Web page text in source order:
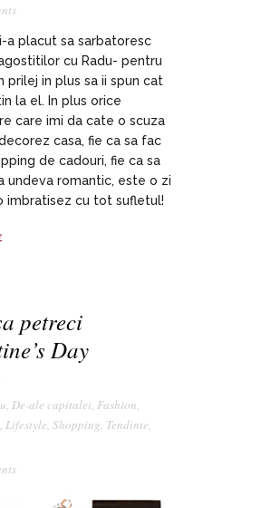
a placut sa sarbatoresc
cu Radu- pentru
prilej in plus sa ii spun cat
la el. In plus orice
care imi da cate o scuza
casa, fie ca sa fac
de cadouri, fie ca sa
undeva romantic, este o zi
imbratisez cu tot sufletul!
petreci
Day
, De-ale capitalei, Fashion,
, Lifestyle, Shopping, Tendinte,